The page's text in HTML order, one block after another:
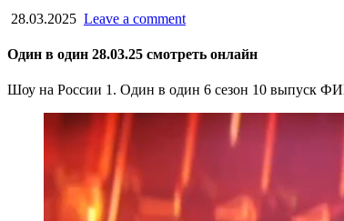
28.03.2025 Leave a comment
Один в один 28.03.25 смотреть онлайн
Шоу на России 1. Один в один 6 сезон 10 выпуск